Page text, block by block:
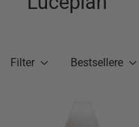
Filter Bestsellere